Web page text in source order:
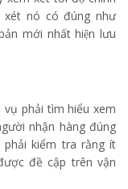
xét nó có đúng như
mới nhất hiện lưu
vụ phải tìm hiểu xem
nhận hàng đúng
phải kiểm tra rằng ít
đề cập trên vận